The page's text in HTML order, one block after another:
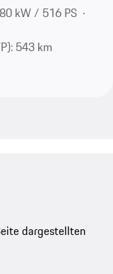
kW / 516 PS
543 km
dargestellten